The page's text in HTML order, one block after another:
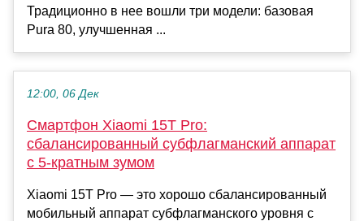
Традиционно в нее вошли три модели: базовая
Pura 80, улучшенная ...
12:00, 06 Дек
Смартфон Xiaomi 15T Pro:
сбалансированный субфлагманский аппарат
с 5-кратным зумом
Xiaomi 15T Pro — это хорошо сбалансированный
мобильный аппарат субфлагманского уровня с